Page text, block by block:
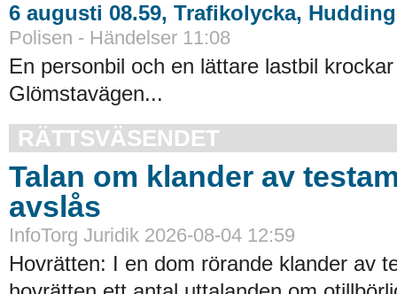
6 augusti 08.59, Trafikolycka,
Polisen - Händelser 11:08
En personbil och en lättare lastbil
Glömstavägen...
RÄTTSVÄSENDET
Talan om klander av
avslås
InfoTorg Juridik 2026-08-04 12:59
Hovrätten: I en dom rörande klander av